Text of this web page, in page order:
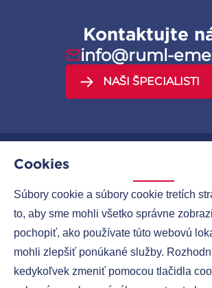
Cookies
Súbory cookie a súbory cookie tretích
to, aby sme mohli všetko správne
pochopiť, ako používate túto webovú
mohli zlepšiť ponúkané služby.
kedykoľvek zmeniť pomocou tlačidla
Kontaktujte
info@ruml-
NAŠI ŠPECIALISTI
MENU
SPOLOČNOSTI
KONTAKTY